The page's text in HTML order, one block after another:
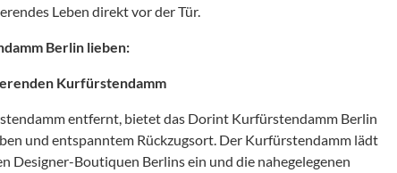
Leben direkt vor der Tür.
Berlin lieben:
Kurfürstendamm
entfernt, bietet das Dorint Kurfürstendamm Berlin
und entspanntem Rückzugsort. Der Kurfürstendamm lädt
Designer-Boutiquen Berlins ein und die nahegelegenen